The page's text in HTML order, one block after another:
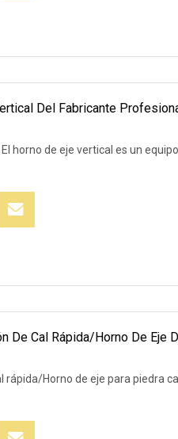
Del Fabricante
horno de eje vertical es un
De Cal Rápida/horno De Eje
rápida/Horno de eje para piedra